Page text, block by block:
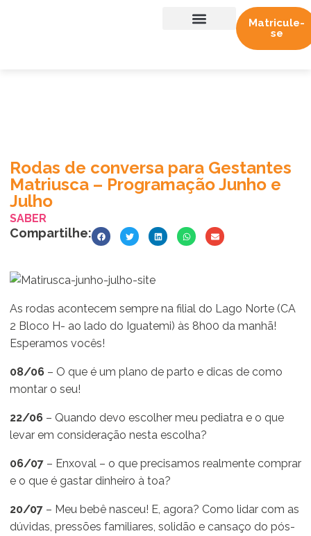
Matricule-
se
Rodas de conversa para Gestantes
Matriusca – Programação Junho e
Julho
SABER
Compartilhe:
As rodas acontecem sempre na filial do Lago Norte (CA
2 Bloco H- ao lado do Iguatemi) às 8h00 da manhã!
Esperamos vocês!
08/06 – O que é um plano de parto e dicas de como
montar o seu!
22/06 – Quando devo escolher meu pediatra e o que
levar em consideração nesta escolha?
06/07 – Enxoval – o que precisamos realmente comprar
e o que é gastar dinheiro à toa?
20/07 – Meu bebê nasceu! E, agora? Como lidar com as
dúvidas, pressões familiares, solidão e cansaço do pós-